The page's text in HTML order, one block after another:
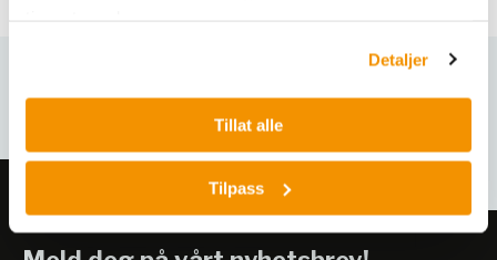
Detaljer
Tillat alle
Tilpass
Relaterte produkter